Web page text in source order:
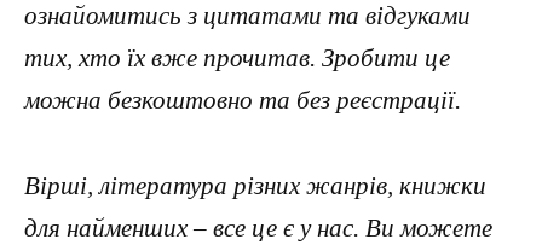
ознайомитись з цитатами та відгуками
тих, хто їх вже прочитав. Зробити це
можна безкоштовно та без реєстрації.
Вірші, література різних жанрів, книжки
для найменших – все це є у нас. Ви можете